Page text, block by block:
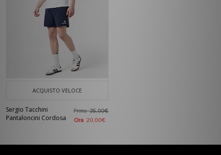
ACQUISTO VELOCE
Sergio Tacchini
Pantaloncini Cordosa
Prima35,00€
Ora 20,00€